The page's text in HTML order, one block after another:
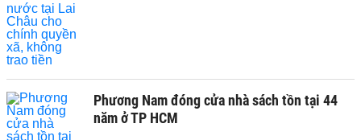
Phương Nam đóng cửa nhà sách tồn tại 44
năm ở TP HCM